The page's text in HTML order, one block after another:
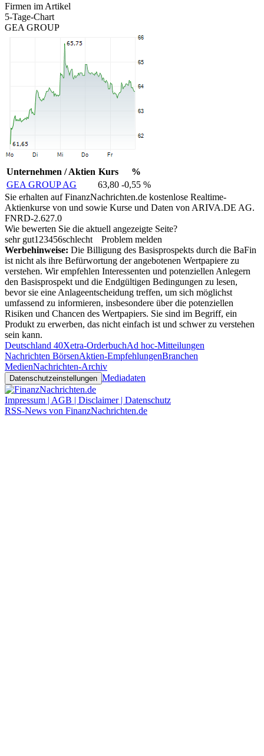
Firmen im Artikel
5-Tage-Chart
GEA GROUP
Unternehmen / Aktien Kurs
%
GEA GROUP AG
63,80 -0,55 %
Sie erhalten auf FinanzNachrichten.de kostenlose Realtime-
Aktienkurse von und sowie Kurse und Daten von ARIVA.DE AG.
FNRD-2.627.0
Wie bewerten Sie die aktuell angezeigte Seite?
sehr gut1 23456schlecht
Problem melden
Werbehinweise: Die Billigung des Basisprospekts durch die BaFin
ist nicht als ihre Befürwortung der angebotenen Wertpapiere zu
verstehen. Wir empfehlen Interessenten und potenziellen Anlegern
den Basisprospekt und die Endgültigen Bedingungen zu lesen,
bevor sie eine Anlageentscheidung treffen, um sich möglichst
umfassend zu informieren, insbesondere über die potenziellen
Risiken und Chancen des Wertpapiers. Sie sind im Begriff, ein
Produkt zu erwerben, das nicht einfach ist und schwer zu verstehen
sein kann.
Deutschland 40Xetra-OrderbuchAd hoc-Mitteilungen
Nachrichten BörsenAktien-EmpfehlungenBranchen
MedienNachrichten-Archiv
Datenschutzeinstellungen Mediadaten
Impressum | AGB | Disclaimer | Datenschutz
RSS-News von FinanzNachrichten.de